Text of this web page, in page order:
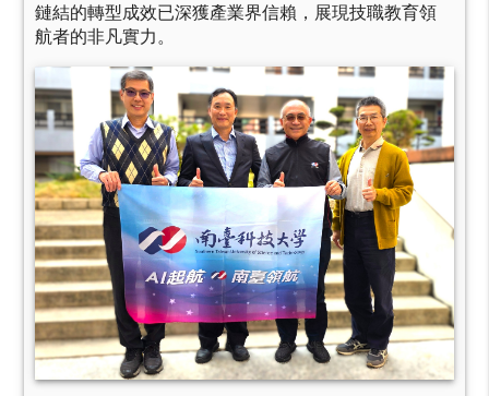
鏈結的轉型成效已深獲產業界信賴，展現技職教育領
航者的非凡實力。